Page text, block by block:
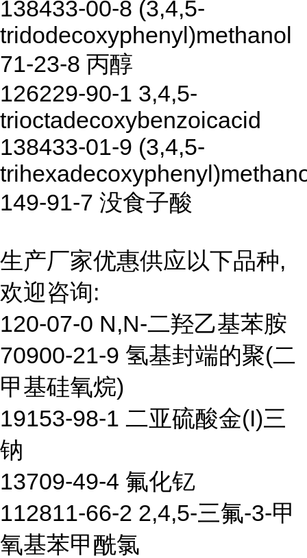
138433-00-8 (3,4,5-
tridodecoxyphenyl)methanol
71-23-8 丙醇
126229-90-1 3,4,5-
trioctadecoxybenzoicacid
138433-01-9 (3,4,5-
149-91-7 没食子酸
生产厂家优惠供应以下品种,
欢迎咨询:
120-07-0 N,N-二羟乙基苯胺
70900-21-9 氢基封端的聚(二
甲基硅氧烷)
19153-98-1 二亚硫酸金(I)三
钠
13709-49-4 氟化钇
112811-66-2 2,4,5-三氟-3-甲
氧基苯甲酰氯